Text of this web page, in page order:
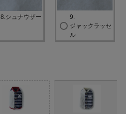
8.シュナウザー
9.
ジャックラッセ
ル